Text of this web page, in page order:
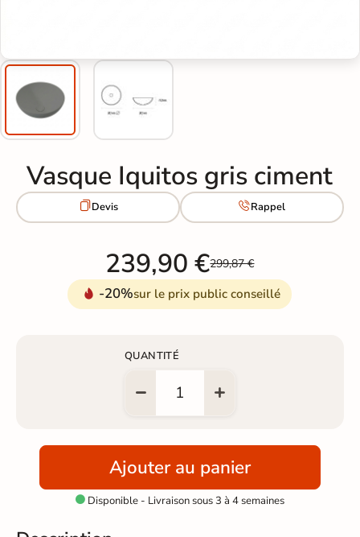
Vasque Iquitos gris ciment
Devis Rappel
239,90 €299,87 €
-20%sur le prix public conseillé
QUANTITÉ
Ajouter au panier
 Disponible - Livraison sous 3 à 4 semaines